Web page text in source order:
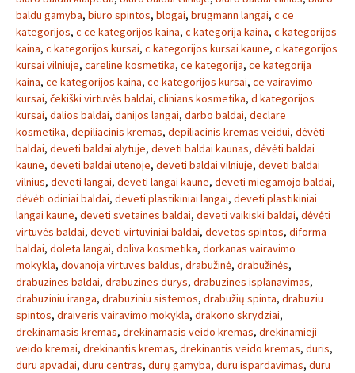
baldu gamyba, biuro spintos, blogai, brugmann langai, c ce
kategorijos, c ce kategorijos kaina, c kategorija kaina, c kategorijos
kaina, c kategorijos kursai, c kategorijos kursai kaune, c kategorijos
kursai vilniuje, careline kosmetika, ce kategorija, ce kategorija
kaina, ce kategorijos kaina, ce kategorijos kursai, ce vairavimo
kursai, čekiški virtuvės baldai, clinians kosmetika, d kategorijos
kursai, dalios baldai, danijos langai, darbo baldai, declare
kosmetika, depiliacinis kremas, depiliacinis kremas veidui, dėvėti
baldai, deveti baldai alytuje, deveti baldai kaunas, dėvėti baldai
kaune, deveti baldai utenoje, deveti baldai vilniuje, deveti baldai
vilnius, deveti langai, deveti langai kaune, deveti miegamojo baldai,
dėvėti odiniai baldai, deveti plastikiniai langai, deveti plastikiniai
langai kaune, deveti svetaines baldai, deveti vaikiski baldai, dėvėti
virtuvės baldai, deveti virtuviniai baldai, devetos spintos, diforma
baldai, doleta langai, doliva kosmetika, dorkanas vairavimo
mokykla, dovanoja virtuves baldus, drabužinė, drabužinės,
drabuzines baldai, drabuzines durys, drabuzines isplanavimas,
drabuziniu iranga, drabuziniu sistemos, drabužių spinta, drabuziu
spintos, draiveris vairavimo mokykla, drakono skrydziai,
drekinamasis kremas, drekinamasis veido kremas, drekinamieji
veido kremai, drekinantis kremas, drekinantis veido kremas, duris,
duru apvadai, duru centras, durų gamyba, duru ispardavimas, duru